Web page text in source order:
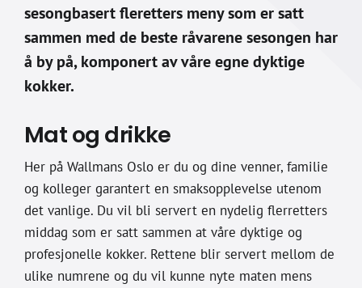
sesongbasert fleretters meny som er satt
sammen med de beste råvarene sesongen har
å by på, komponert av våre egne dyktige
kokker.
Mat og drikke
Her på Wallmans Oslo er du og dine venner, familie
og kolleger garantert en smaksopplevelse utenom
det vanlige. Du vil bli servert en nydelig flerretters
middag som er satt sammen at våre dyktige og
profesjonelle kokker. Rettene blir servert mellom de
ulike numrene og du vil kunne nyte maten mens